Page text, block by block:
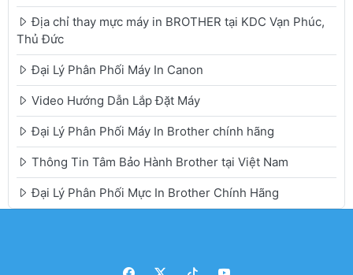
Địa chỉ thay mực máy in BROTHER tại KDC Vạn Phúc,
Thủ Đức
Đại Lý Phân Phối Máy In Canon
Video Hướng Dẫn Lắp Đặt Máy
Đại Lý Phân Phối Máy In Brother chính hãng
Thông Tin Tâm Bảo Hành Brother tại Việt Nam
Đại Lý Phân Phối Mực In Brother Chính Hãng